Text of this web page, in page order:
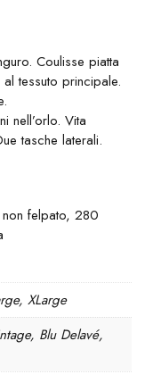
Coulisse piatta
tessuto principale.
nell’orlo. Vita
tasche laterali.
felpato, 280
XLarge
Blu Delavé,